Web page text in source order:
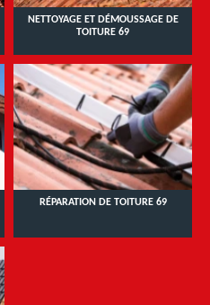
NETTOYAGE ET DÉMOUSSAGE DE
TOITURE 69
RÉPARATION DE TOITURE 69